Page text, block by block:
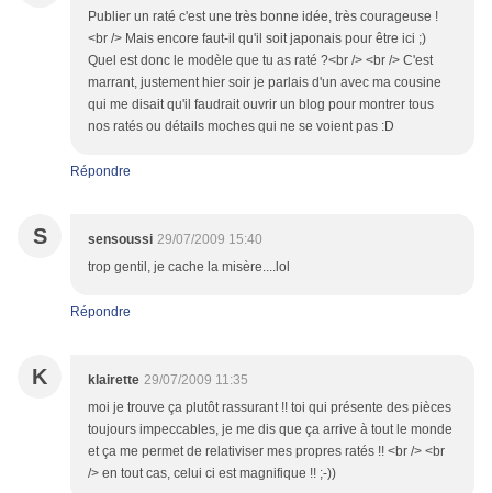
Publier un raté c'est une très bonne idée, très courageuse !
<br /> Mais encore faut-il qu'il soit japonais pour être ici ;)
Quel est donc le modèle que tu as raté ?<br /> <br /> C'est
marrant, justement hier soir je parlais d'un avec ma cousine
qui me disait qu'il faudrait ouvrir un blog pour montrer tous
nos ratés ou détails moches qui ne se voient pas :D
Répondre
S sensoussi 29/07/2009 15:40
trop gentil, je cache la misère....lol
Répondre
K klairette 29/07/2009 11:35
moi je trouve ça plutôt rassurant !! toi qui présente des pièces
toujours impeccables, je me dis que ça arrive à tout le monde
et ça me permet de relativiser mes propres ratés !! <br /> <br
/> en tout cas, celui ci est magnifique !! ;-))